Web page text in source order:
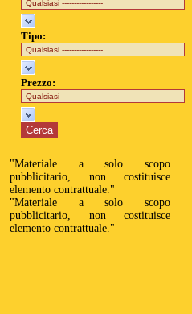
Tipo:
Prezzo:
"Materiale a solo scopo
pubblicitario, non costituisce
elemento contrattuale."
"Materiale a solo scopo
pubblicitario, non costituisce
elemento contrattuale."